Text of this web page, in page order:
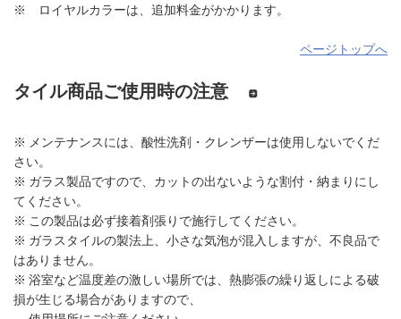
※ ロイヤルカラーは、追加料金がかかります。
ページトップへ
タイル商品ご使用時の注意
※ メンテナンスには、酸性洗剤・クレンザーは使用しないでくだ
さい。
※ ガラス製品ですので、カットの出ないような割付・納まりにし
てください。
※ この製品は必ず接着剤張りで施行してください。
※ ガラスタイルの製法上、小さな気泡が混入しますが、不良品で
はありません。
※ 浴室など温度差の激しい場所では、熱膨張の繰り返しによる破
損が生じる場合がありますので、